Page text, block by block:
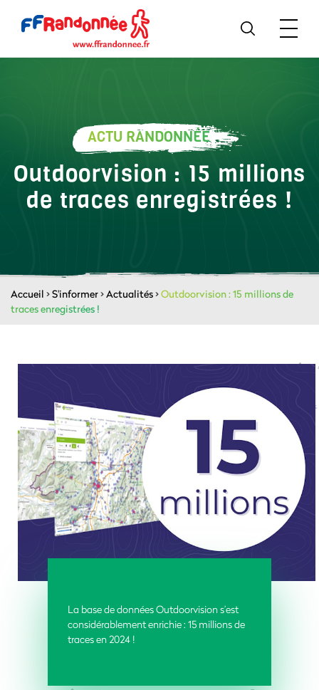
ACTU RANDONNÉE
Outdoorvision : 15 millions
de traces enregistrées !
Accueil >S'informer>Actualités>Outdoorvision : 15 millions de
traces enregistrées !
La base de données Outdoorvision s’est
considérablement enrichie : 15 millions de
traces en 2024 !